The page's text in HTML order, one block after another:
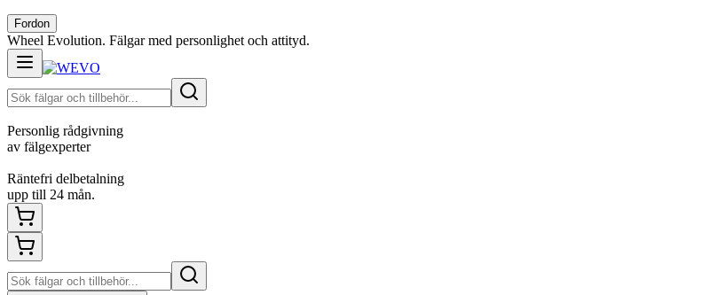
Fordon
Wheel Evolution. Fälgar med personlighet och attityd.
Personlig rådgivning
av fälgexperter
Räntefri delbetalning
upp till 24 mån.